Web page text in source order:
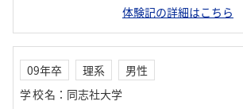
体験記の詳細はこちら
09年卒 理系
男性
学校名 ： 同志社大学